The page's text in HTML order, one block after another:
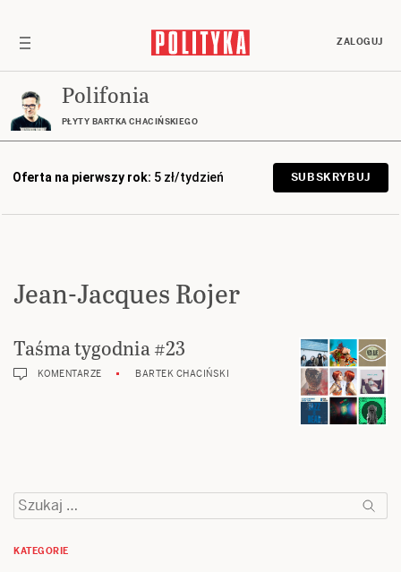
ZALOGUJ
Polifonia
PŁYTY BARTKA CHACIŃSKIEGO
Oferta na pierwszy rok: 5 zł/tydzień SUBSKRYBUJ
Jean-Jacques Rojer
Taśma tygodnia #23
KOMENTARZE BARTEK CHACIŃSKI
Szukaj:
KATEGORIE